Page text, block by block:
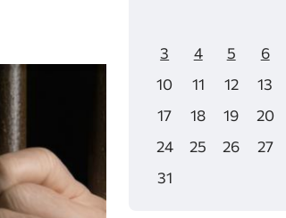
3
4 5 6
10
11 12 13
17
18 19 20
24
25 26 27
31